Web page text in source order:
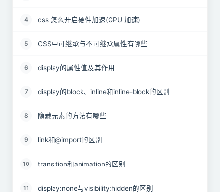
4 css 怎么开启硬件加速(GPU 加速)
5 CSS中可继承与不可继承属性有哪些
6 display的属性值及其作用
7 display的block、inline和inline-block的区别
8 隐藏元素的方法有哪些
9 link和@import的区别
10 transition和animation的区别
11 display:none与visibility:hidden的区别